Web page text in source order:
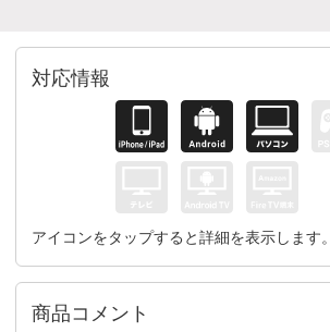
対応情報
アイコンをタップすると詳細を表示します。
商品コメント